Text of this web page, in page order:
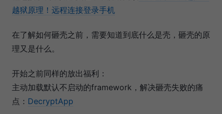
越狱原理！远程连接登录手机
在了解如何砸壳之前，需要知道到底什么是壳，砸壳的原
理又是什么。
开始之前同样的放出福利：
主动加载默认不启动的framework，解决砸壳失败的痛
点： DecryptApp